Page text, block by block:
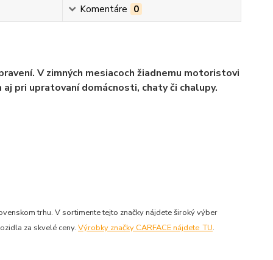
Komentáre 0
V zimných mesiacoch žiadnemu motoristovi
pri upratovaní domácnosti, chaty či chalupy.
trhu. V sortimente tejto značky nájdete široký výber
za skvelé ceny. Výrobky značky CARFACE nájdete TU.